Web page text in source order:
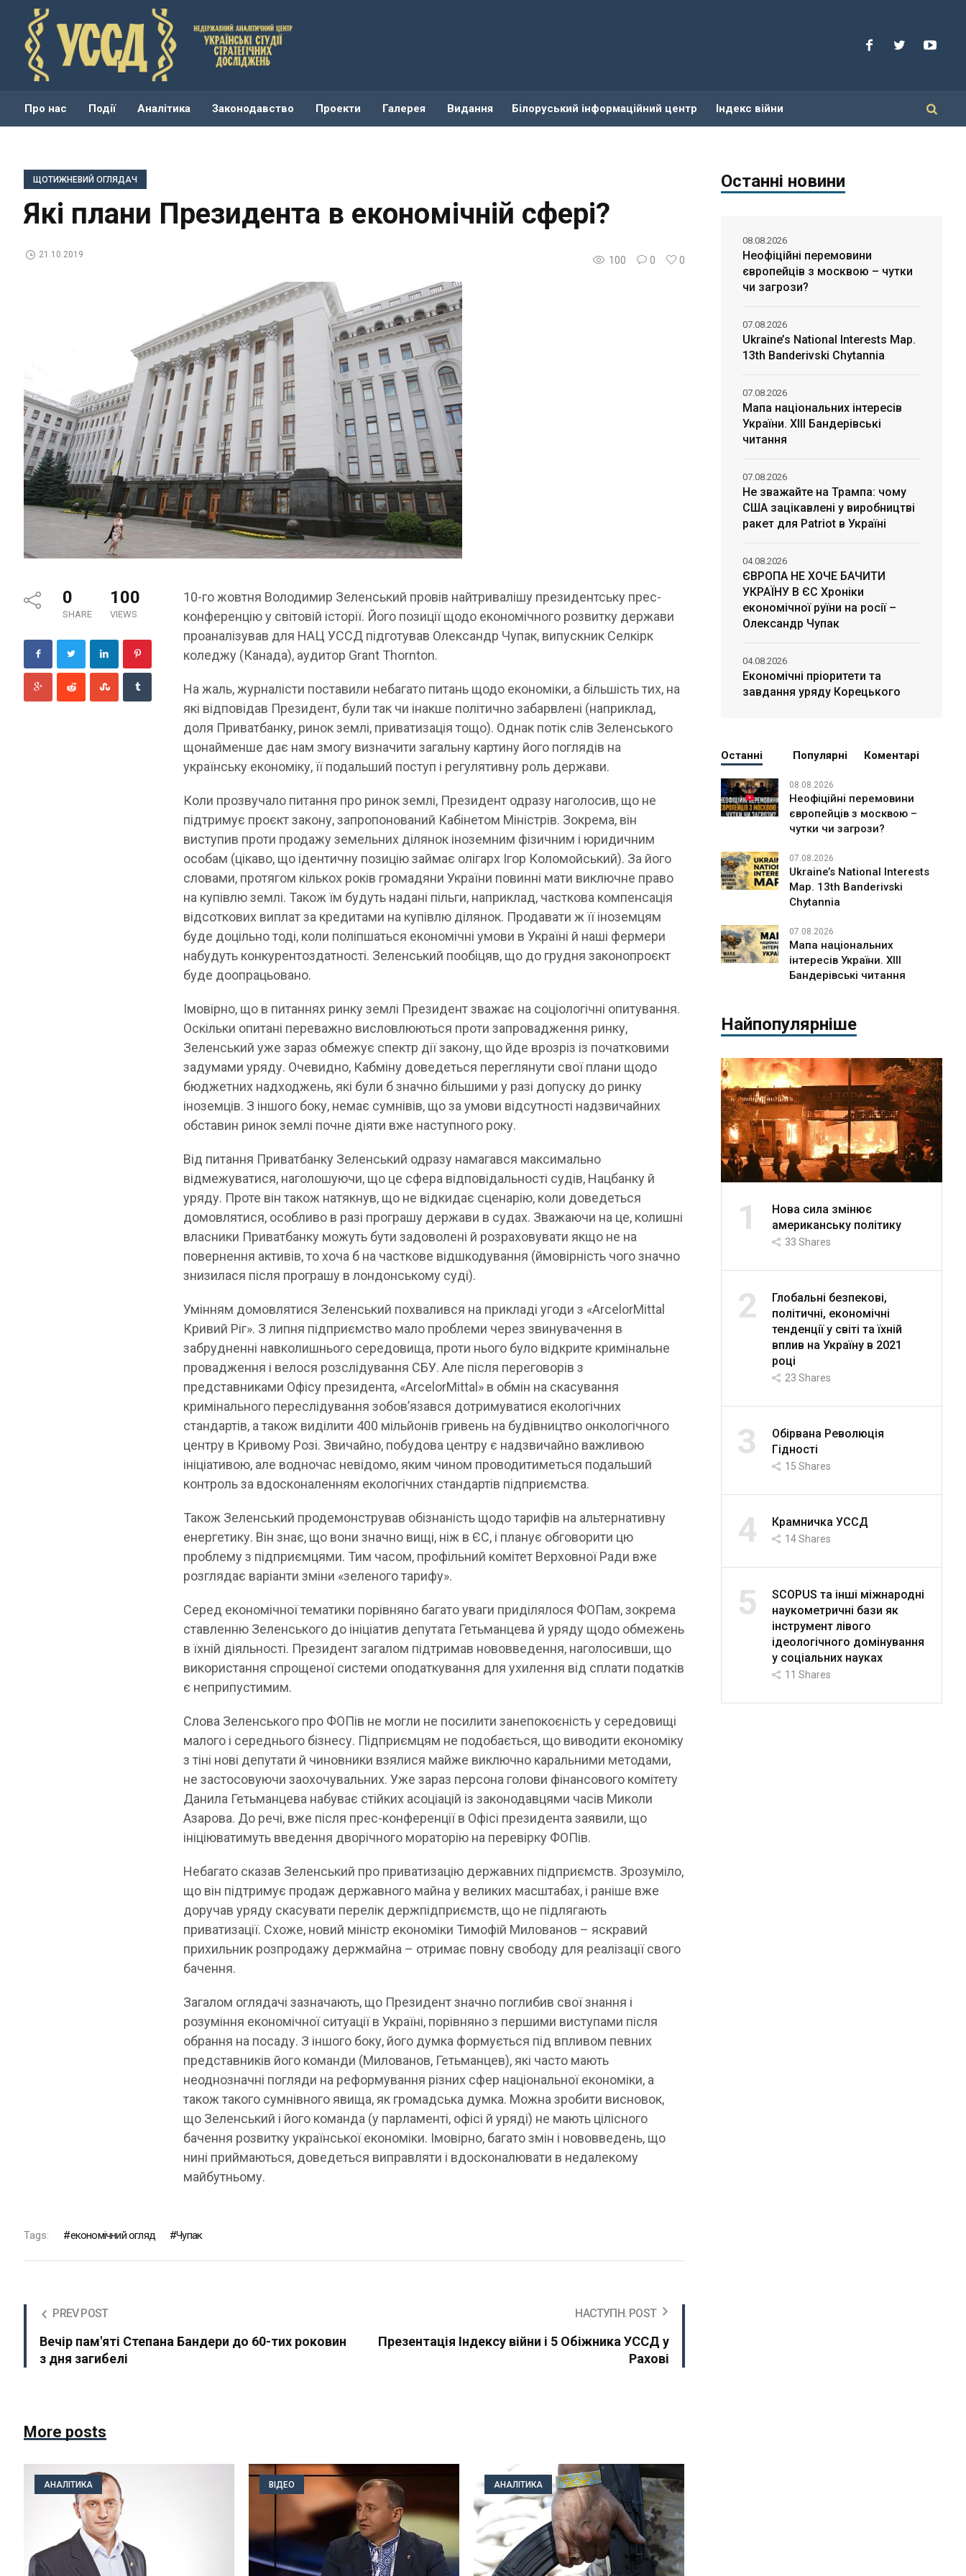
Про нас Події Аналітика Законодавство Проекти Галерея Видання Білоруський інформаційний центр Індекс війни
ЩОТИЖНЕВИЙ ОГЛЯДАЧ
Які плани Президента в економічній сфері?
100 0 0
21.10.2019
0
SHARE
100
VIEWS
10-го жовтня Володимир Зеленський провів найтривалішу президентську прес-
конференцію у світовій історії. Його позиції щодо економічного розвитку держави
проаналізував для НАЦ УССД підготував Олександр Чупак, випускник Селкірк
коледжу (Канада), аудитор Grant Thornton.
На жаль, журналісти поставили небагато питань щодо економіки, а більшість тих, на
які відповідав Президент, були так чи інакше політично забарвлені (наприклад,
доля Приватбанку, ринок землі, приватизація тощо). Однак потік слів Зеленського
щонайменше дає нам змогу визначити загальну картину його поглядів на
українську економіку, її подальший поступ і регулятивну роль держави.
Коли прозвучало питання про ринок землі, Президент одразу наголосив, що не
підтримує проєкт закону, запропонований Кабінетом Міністрів. Зокрема, він
виступив проти продажу земельних ділянок іноземним фізичним і юридичним
особам (цікаво, що ідентичну позицію займає олігарх Ігор Коломойський). За його
словами, протягом кількох років громадяни України повинні мати виключне право
на купівлю землі. Також їм будуть надані пільги, наприклад, часткова компенсація
відсоткових виплат за кредитами на купівлю ділянок. Продавати ж її іноземцям
буде доцільно тоді, коли поліпшаться економічні умови в Україні й наші фермери
набудуть конкурентоздатності. Зеленський пообіцяв, що до грудня законопроєкт
буде доопрацьовано.
Імовірно, що в питаннях ринку землі Президент зважає на соціологічні опитування.
Оскільки опитані переважно висловлюються проти запровадження ринку,
Зеленський уже зараз обмежує спектр дії закону, що йде врозріз із початковими
задумами уряду. Очевидно, Кабміну доведеться переглянути свої плани щодо
бюджетних надходжень, які були б значно більшими у разі допуску до ринку
іноземців. З іншого боку, немає сумнівів, що за умови відсутності надзвичайних
обставин ринок землі почне діяти вже наступного року.
Від питання Приватбанку Зеленський одразу намагався максимально
відмежуватися, наголошуючи, що це сфера відповідальності судів, Нацбанку й
уряду. Проте він також натякнув, що не відкидає сценарію, коли доведеться
домовлятися, особливо в разі програшу держави в судах. Зважаючи на це, колишні
власники Приватбанку можуть бути задоволені й розраховувати якщо не на
повернення активів, то хоча б на часткове відшкодування (ймовірність чого значно
знизилася після програшу в лондонському суді).
Умінням домовлятися Зеленський похвалився на прикладі угоди з «ArcelorMittal
Кривий Ріг». З липня підприємство мало проблеми через звинувачення в
забрудненні навколишнього середовища, проти нього було відкрите кримінальне
провадження і велося розслідування СБУ. Але після переговорів з
представниками Офісу президента, «ArcelorMittal» в обмін на скасування
кримінального переслідування зобов’язався дотримуватися екологічних
стандартів, а також виділити 400 мільйонів гривень на будівництво онкологічного
центру в Кривому Розі. Звичайно, побудова центру є надзвичайно важливою
ініціативою, але водночас невідомо, яким чином проводитиметься подальший
контроль за вдосконаленням екологічних стандартів підприємства.
Також Зеленський продемонстрував обізнаність щодо тарифів на альтернативну
енергетику. Він знає, що вони значно вищі, ніж в ЄС, і планує обговорити цю
проблему з підприємцями. Тим часом, профільний комітет Верховної Ради вже
розглядає варіанти зміни «зеленого тарифу».
Серед економічної тематики порівняно багато уваги приділялося ФОПам, зокрема
ставленню Зеленського до ініціатив депутата Гетьманцева й уряду щодо обмежень
в їхній діяльності. Президент загалом підтримав нововведення, наголосивши, що
використання спрощеної системи оподаткування для ухилення від сплати податків
є неприпустимим.
Слова Зеленського про ФОПів не могли не посилити занепокоєність у середовищі
малого і середнього бізнесу. Підприємцям не подобається, що виводити економіку
з тіні нові депутати й чиновники взялися майже виключно каральними методами,
не застосовуючи заохочувальних. Уже зараз персона голови фінансового комітету
Данила Гетьманцева набуває стійких асоціацій із законодавцями часів Миколи
Азарова. До речі, вже після прес-конференції в Офісі президента заявили, що
ініціюватимуть введення дворічного мораторію на перевірку ФОПів.
Небагато сказав Зеленський про приватизацію державних підприємств. Зрозуміло,
що він підтримує продаж державного майна у великих масштабах, і раніше вже
доручав уряду скасувати перелік держпідприємств, що не підлягають
приватизації. Схоже, новий міністр економіки Тимофій Милованов – яскравий
прихильник розпродажу держмайна – отримає повну свободу для реалізації свого
бачення.
Загалом оглядачі зазначають, що Президент значно поглибив свої знання і
розуміння економічної ситуації в Україні, порівняно з першими виступами після
обрання на посаду. З іншого боку, його думка формується під впливом певних
представників його команди (Милованов, Гетьманцев), які часто мають
неоднозначні погляди на реформування різних сфер національної економіки, а
також такого сумнівного явища, як громадська думка. Можна зробити висновок,
що Зеленський і його команда (у парламенті, офісі й уряді) не мають цілісного
бачення розвитку української економіки. Імовірно, багато змін і нововведень, що
нині приймаються, доведеться виправляти і вдосконалювати в недалекому
майбутньому.
Tags: економічний огляд Чупак
PREV POST
Вечір пам'яті Степана Бандери до 60-тих роковин
з дня загибелі
НАСТУПН. POST
Презентація Індексу війни і 5 Обіжника УССД у
Рахові
More posts
АНАЛІТИКА ВІДЕО АНАЛІТИКА
Останні новини
Неофіційні перемовини
європейців з москвою – чутки
чи загрози?
08.08.2026
Ukraine’s National Interests Map.
13th Banderivski Chytannia
07.08.2026
Мапа національних інтересів
України. ХІІІ Бандерівські
читання
07.08.2026
Не зважайте на Трампа: чому
США зацікавлені у виробництві
ракет для Patriot в Україні
07.08.2026
ЄВРОПА НЕ ХОЧЕ БАЧИТИ
УКРАЇНУ В ЄС Хроніки
економічної руїни на росії –
Олександр Чупак
04.08.2026
Економічні пріоритети та
завдання уряду Корецького
04.08.2026
Останні Популярні Коментарі
08.08.2026
Неофіційні перемовини
європейців з москвою –
чутки чи загрози?
07.08.2026
Ukraine’s National Interests
Map. 13th Banderivski
Chytannia
07.08.2026
Мапа національних
інтересів України. ХІІІ
Бандерівські читання
Найпопулярніше
1
Нова сила змінює
американську політику
33 Shares
2
Глобальні безпекові,
політичні, економічні
тенденції у світі та їхній
вплив на Україну в 2021
році
23 Shares
3
Обірвана Революція
Гідності
15 Shares
4 Крамничка УССД
14Shares
5
SCOPUS та інші міжнародні
наукометричні бази як
інструмент лівого
ідеологічного домінування
у соціальних науках
11 Shares